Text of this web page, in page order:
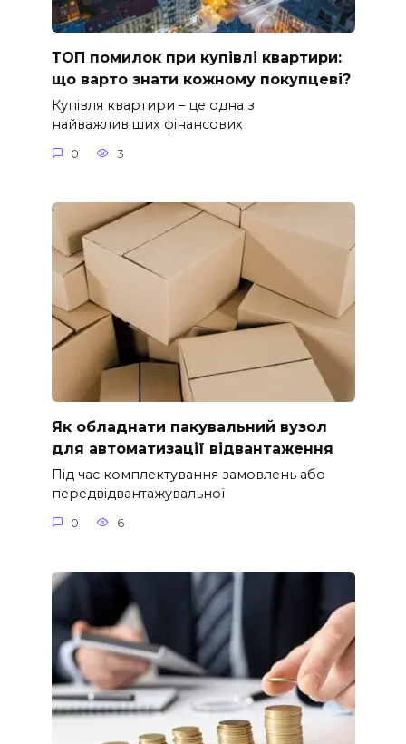
ТОП помилок при купівлі квартири:
що варто знати кожному покупцеві?
Купівля квартири – це одна з
найважливіших фінансових
0 3
Як обладнати пакувальний вузол
для автоматизації відвантаження
Під час комплектування замовлень або
передвідвантажувальної
0 6